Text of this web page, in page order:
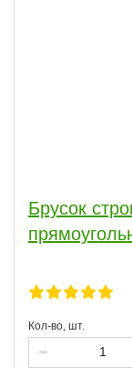
Брусок
Кол-во, шт.